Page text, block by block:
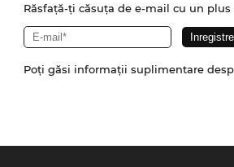
Răsfață-ți căsuța de e-mail cu un
Poți găsi informații suplimentare